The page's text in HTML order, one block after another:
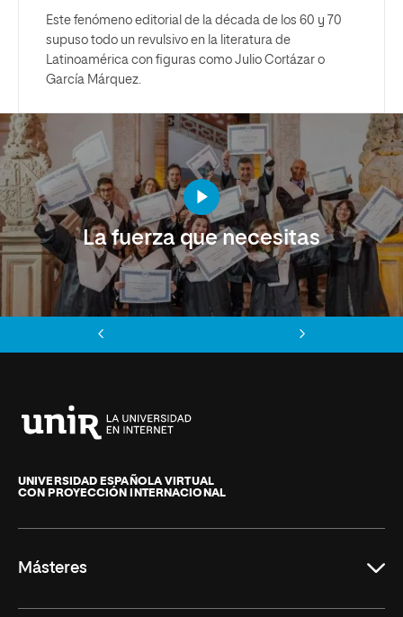
Este fenómeno editorial de la década de los 60 y 70
supuso todo un revulsivo en la literatura de
Latinoamérica con figuras como Julio Cortázar o
García Márquez.
La fuerza que necesitas
de
La
UNIVERSIDAD ESPAÑOLA VIRTUAL
CON PROYECCIÓN INTERNACIONAL
Másteres